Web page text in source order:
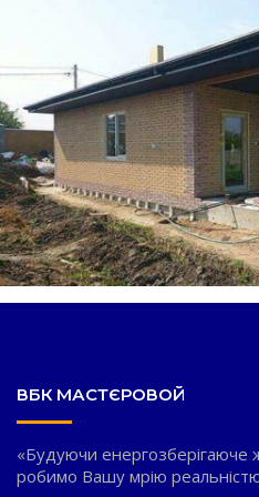
ВБК МАСТЄРОВОЙ
«Будуючи енергозберігаюче
робимо Вашу мрію